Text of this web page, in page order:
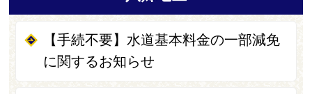
【手続不要】水道基本料金の一部減免
に関するお知らせ